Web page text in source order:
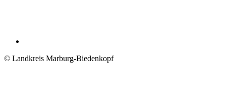
© Landkreis Marburg-Biedenkopf